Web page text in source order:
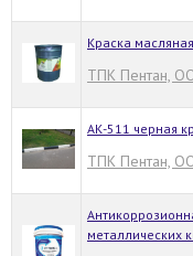
Краска
ТПК Пентан,
АК-511 черная
ТПК Пентан,
металлических